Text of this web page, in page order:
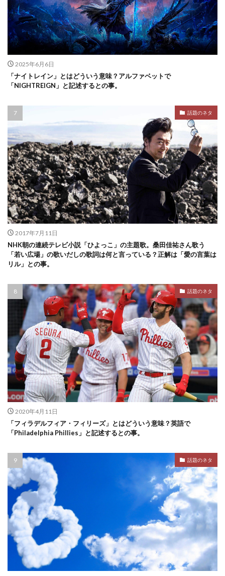
2025年6月6日
「ナイトレイン」とはどういう意味？アルファベットで
「NIGHTREIGN」と記述するとの事。
話題のネタ
2017年7月11日
NHK朝の連続テレビ小説「ひよっこ」の主題歌。桑田佳祐さん歌う
「若い広場」の歌いだしの歌詞は何と言っている？正解は「愛の言葉は
リル」との事。
話題のネタ
2020年4月11日
「フィラデルフィア・フィリーズ」とはどういう意味？英語で
「Philadelphia Phillies」と記述するとの事。
話題のネタ